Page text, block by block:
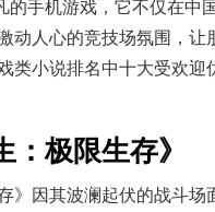
手机游戏，它不仅在中
人心的竞技场氛围，让
类小说排名中十大受欢
极限生存》
》因其波澜起伏的战斗